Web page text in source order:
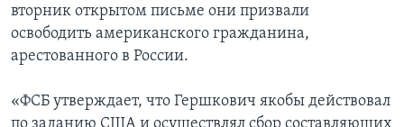
вторник открытом письме они призвали
освободить американского гражданина,
арестованного в России.
«ФСБ утверждает, что Гершкович якобы действовал